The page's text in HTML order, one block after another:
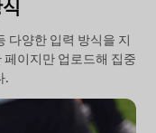
다양한 입력 방식을 지
이지만 업로드해 집중
.